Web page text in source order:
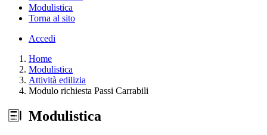
Modulistica
Torna al sito
Accedi
Home
Modulistica
Attività edilizia
Modulo richiesta Passi Carrabili
Modulistica